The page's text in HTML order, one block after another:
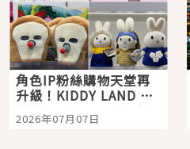
角色IP粉絲購物天堂再
升級！KIDDY LAND 原
宿店吉伊卡哇迎客，新
開幕 OMOKADO 店3分
2026年07月07日